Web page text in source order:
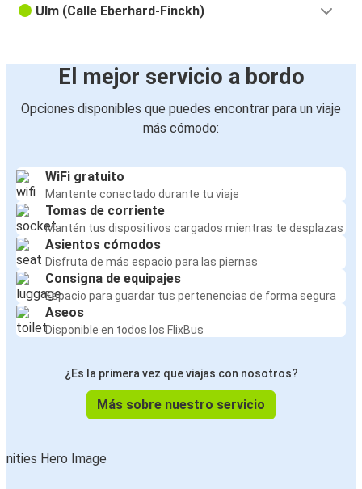
Ulm (Calle Eberhard-Finckh)
El mejor servicio a bordo
Opciones disponibles que puedes encontrar para un viaje
más cómodo:
WiFi gratuito
Mantente conectado durante tu viaje
Tomas de corriente
Mantén tus dispositivos cargados mientras te desplazas
Asientos cómodos
Disfruta de más espacio para las piernas
Consigna de equipajes
Espacio para guardar tus pertenencias de forma segura
Aseos
Disponible en todos los FlixBus
¿Es la primera vez que viajas con nosotros?
Más sobre nuestro servicio